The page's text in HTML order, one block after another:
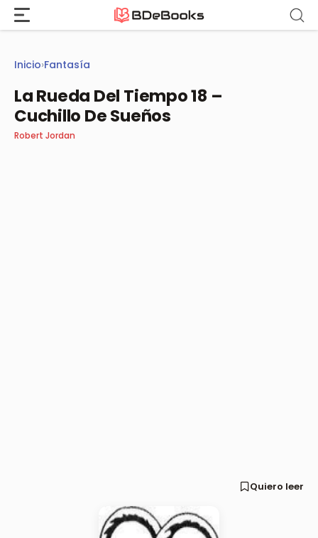
Saltar
contenido
Inicio›Fantasía
La Rueda Del Tiempo 18 –
Cuchillo De Sueños
Robert Jordan
Quiero leer